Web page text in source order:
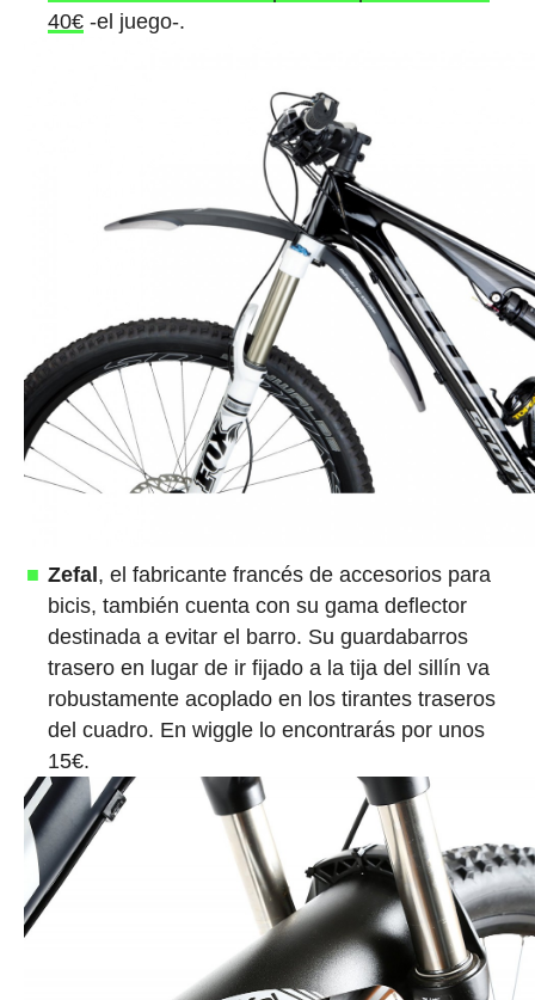
40€-el juego-.
Zefal , el fabricante francés de accesorios para
bicis, también cuenta con su gama deflector
destinada a evitar el barro. Su guardabarros
trasero en lugar de ir fijado a la tija del sillín va
robustamente acoplado en los tirantes traseros
del cuadro. En wiggle lo encontrarás por unos
15€.